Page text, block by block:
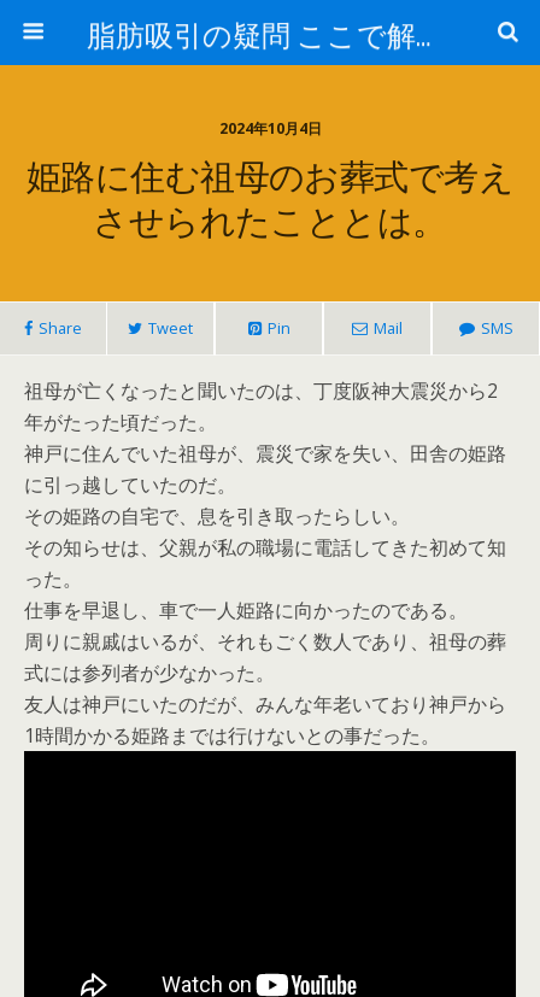
脂肪吸引の疑問 ここで解消！
2024年10月4日
姫路に住む祖母のお葬式で考え
させられたこととは。
Share Tweet Pin Mail SMS
祖母が亡くなったと聞いたのは、丁度阪神大震災から2
年がたった頃だった。
神戸に住んでいた祖母が、震災で家を失い、田舎の姫路
に引っ越していたのだ。
その姫路の自宅で、息を引き取ったらしい。
その知らせは、父親が私の職場に電話してきた初めて知
った。
仕事を早退し、車で一人姫路に向かったのである。
周りに親戚はいるが、それもごく数人であり、祖母の葬
式には参列者が少なかった。
友人は神戸にいたのだが、みんな年老いており神戸から
1時間かかる姫路までは行けないとの事だった。